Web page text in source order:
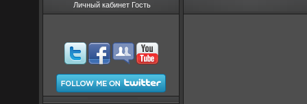
Личный кабинет Гость